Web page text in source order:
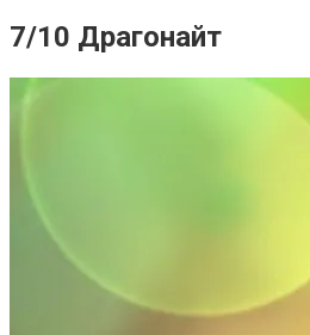
7/10 Драгонайт